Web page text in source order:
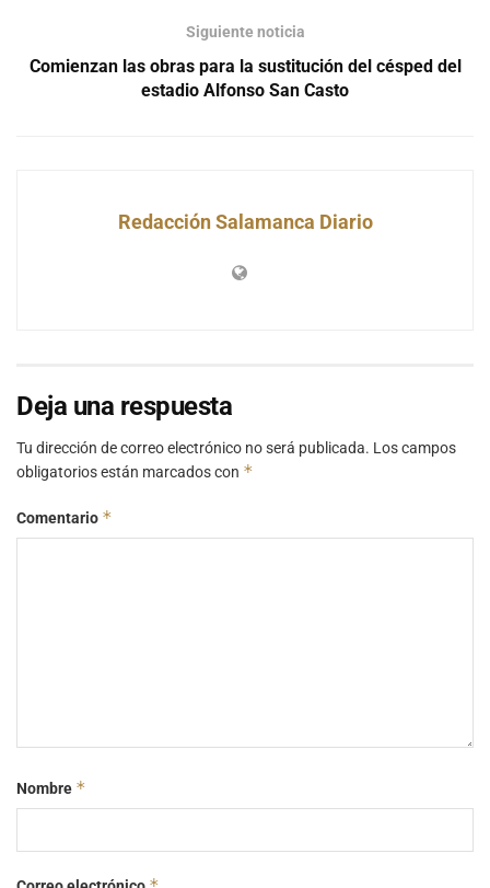
Siguiente noticia
Comienzan las obras para la sustitución del césped del
estadio Alfonso San Casto
Redacción Salamanca Diario
Deja una respuesta
Tu dirección de correo electrónico no será publicada. Los campos
obligatorios están marcados con *
Comentario *
Nombre *